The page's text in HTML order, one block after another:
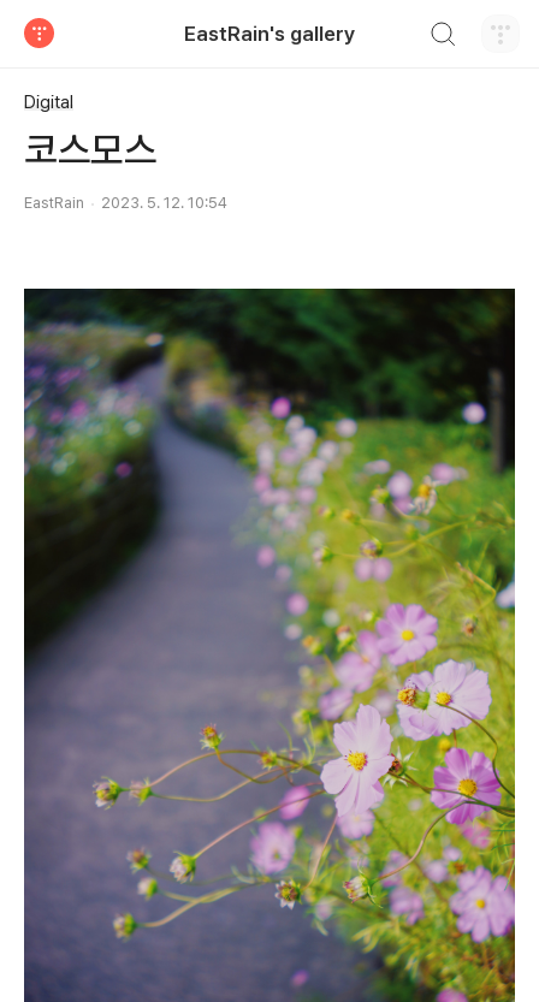
EastRain's gallery
Digital
코스모스
EastRain 2023. 5. 12. 10:54